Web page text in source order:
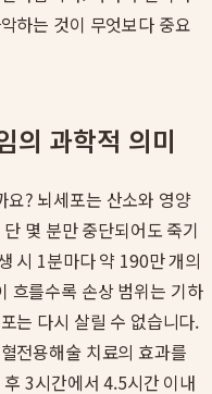
하는 것이 무엇보다 중요
의 과학적 의미
요? 뇌세포는 산소와 영양
몇 분만 중단되어도 죽기
시 1분마다 약 190만 개의
흐를수록 손상 범위는 기하
는 다시 살릴 수 없습니다.
전용해술 치료의 효과를
3시간에서 4.5시간 이내